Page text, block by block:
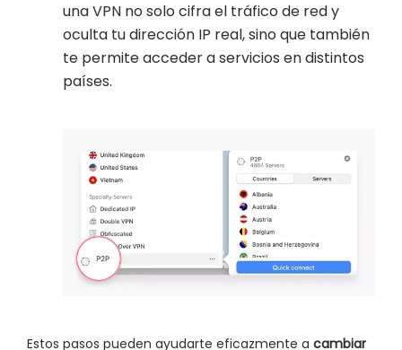
una VPN no solo cifra el tráfico de red y
oculta tu dirección IP real, sino que también
te permite acceder a servicios en distintos
países.
Estos pasos pueden ayudarte eficazmente a cambiar